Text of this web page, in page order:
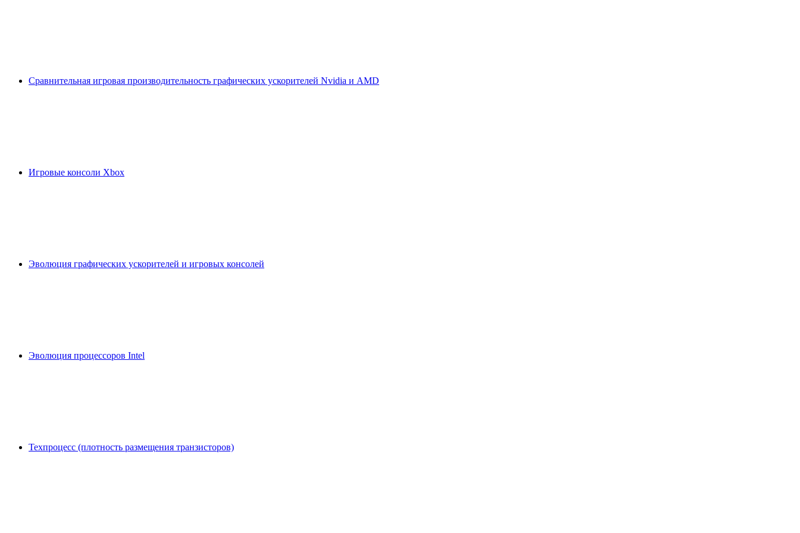
Сравнительная игровая производительность графических ускорителей Nvidia и AMD
Игровые консоли Xbox
Эволюция графических ускорителей и игровых консолей
Эволюция процессоров Intel
Техпроцесс (плотность размещения транзисторов)